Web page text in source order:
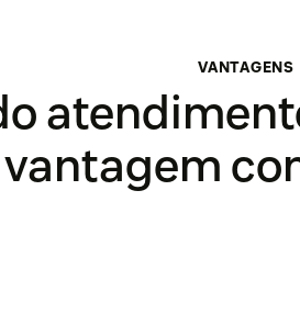
VANTAGENS
vantagem